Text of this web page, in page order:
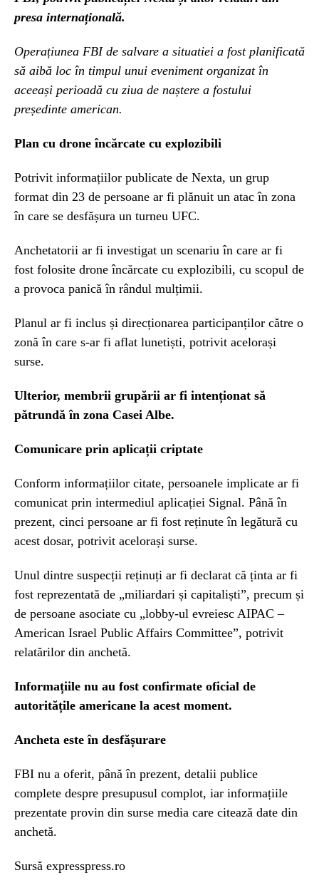
presa internațională.
Operațiunea FBI de salvare a situatiei a fost planificată
să aibă loc în timpul unui eveniment organizat în
aceeași perioadă cu ziua de naștere a fostului
președinte american.
Plan cu drone încărcate cu explozibili
Potrivit informațiilor publicate de Nexta, un grup
format din 23 de persoane ar fi plănuit un atac în zona
în care se desfășura un turneu UFC.
Anchetatorii ar fi investigat un scenariu în care ar fi
fost folosite drone încărcate cu explozibili, cu scopul de
a provoca panică în rândul mulțimii.
Planul ar fi inclus și direcționarea participanților către o
zonă în care s-ar fi aflat lunetiști, potrivit acelorași
surse.
Ulterior, membrii grupării ar fi intenționat să
pătrundă în zona Casei Albe.
Comunicare prin aplicații criptate
Conform informațiilor citate, persoanele implicate ar fi
comunicat prin intermediul aplicației Signal. Până în
prezent, cinci persoane ar fi fost reținute în legătură cu
acest dosar, potrivit acelorași surse.
Unul dintre suspecții reținuți ar fi declarat că ținta ar fi
fost reprezentată de „miliardari și capitaliști”, precum și
de persoane asociate cu „lobby-ul evreiesc AIPAC –
American Israel Public Affairs Committee”, potrivit
relatărilor din anchetă.
Informațiile nu au fost confirmate oficial de
autoritățile americane la acest moment.
Ancheta este în desfășurare
FBI nu a oferit, până în prezent, detalii publice
complete despre presupusul complot, iar informațiile
prezentate provin din surse media care citează date din
anchetă.
Sursă expresspress.ro